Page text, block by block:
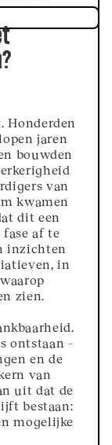
Honderden
jaren
bouwden
van
kwamen
dit een
af te
inzichten
in
zien.
ontstaan –
en de
van
uit dat de
bestaan:
mogelijke